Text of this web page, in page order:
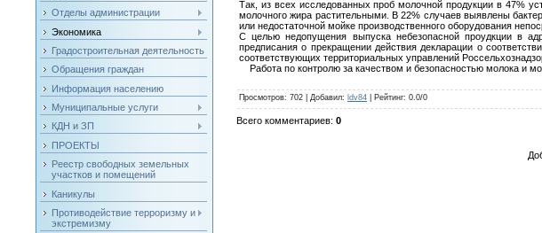
Отделы администрации
Экономика
Градостроительная деятельность
Обращения граждан
Информация населению
Муниципальные услуги
КДН и ЗП
ПРОЕКТЫ
Реестр свободных земельных
участков и помещений
Каникулы
Противодействие терроризму и
экстремизму
Так, из всех исследованных проб молочной продукции в 47%
молочного жира растительными. В 22% случаев выявлены
или недостаточной мойке производственного оборудования
С целью недопущения выпуска небезопасной проудкции в
предписания о прекращении действия декларации о
соответствующих территориальных управлений
Работа по контролю за качеством и безопасностью молока и
Просмотров: 702 | Добавил: ldv84| Рейтинг: 0.0/0
Всего комментариев: 0